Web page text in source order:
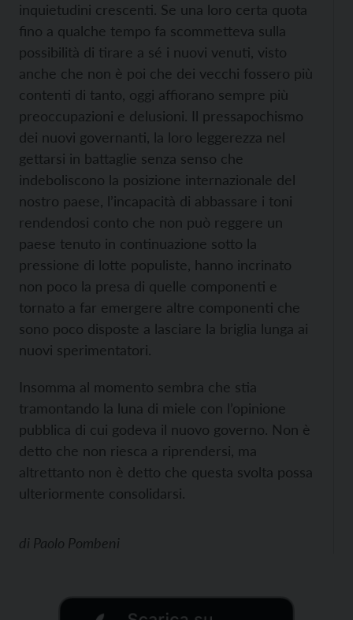
inquietudini crescenti. Se una loro certa quota
fino a qualche tempo fa scommetteva sulla
possibilità di tirare a sé i nuovi venuti, visto
anche che non è poi che dei vecchi fossero più
contenti di tanto, oggi affiorano sempre più
preoccupazioni e delusioni. Il pressapochismo
dei nuovi governanti, la loro leggerezza nel
gettarsi in battaglie senza senso che
indeboliscono la posizione internazionale del
nostro paese, l’incapacità di abbassare i toni
rendendosi conto che non può reggere un
paese tenuto in continuazione sotto la
pressione di lotte populiste, hanno incrinato
non poco la presa di quelle componenti e
tornato a far emergere altre componenti che
sono poco disposte a lasciare la briglia lunga ai
nuovi sperimentatori.
Insomma al momento sembra che stia
tramontando la luna di miele con l’opinione
pubblica di cui godeva il nuovo governo. Non è
detto che non riesca a riprendersi, ma
altrettanto non è detto che questa svolta possa
ulteriormente consolidarsi.
di Paolo Pombeni